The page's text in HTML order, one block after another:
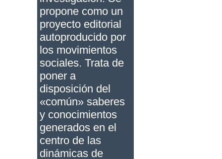
propone como un
proyecto editorial
autoproducido por
los movimientos
sociales. Trata de
poner a
disposición del
«común» saberes
y conocimientos
generados en el
centro de las
dinámicas de